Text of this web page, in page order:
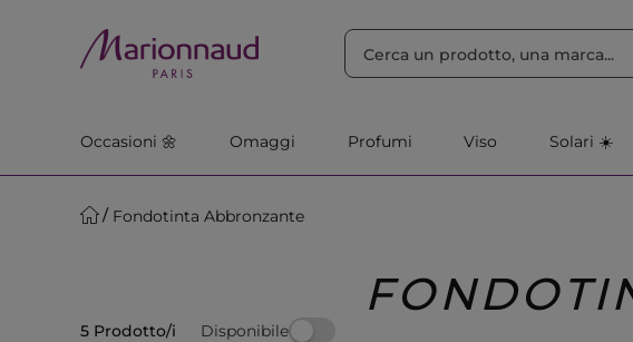
Occasioni 🌼 Omaggi Profumi Viso Solari ☀️
Fondotinta Abbronzante
5 Prodotto/i Disponibile